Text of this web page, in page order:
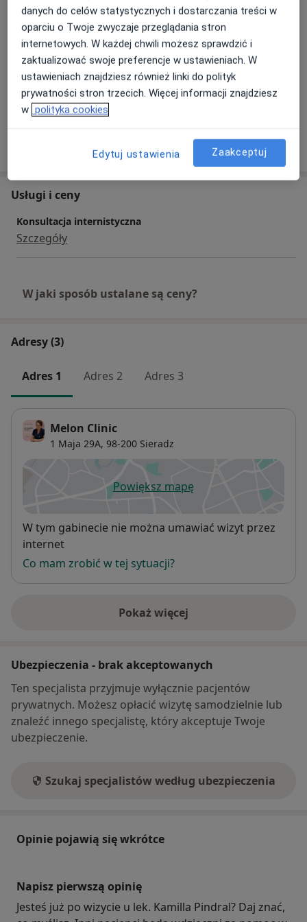
Choroby wewnętrzne
Główne obszary pomocy
Choroby wewnętrzne +5a11y_sr_more_diseases
Pacjenci których przyjmuję
Dorośli
o doświadczeniu
Usługi i ceny
Konsultacja internistyczna
Szczegóły
W jaki sposób ustalane są ceny?
Adresy (3)
Adres 1 Adres 2 Adres 3
Melon Clinic
1 Maja 29A, 98-200 Sieradz
Powiększ mapęotwiera się w nowej karcie
Dostępność
W tym gabinecie nie można umawiać wizyt przez
internet
Co mam zrobić w tej sytuacji?
Pokaż więcej
o adresie
Ubezpieczenia - brak akceptowanych
Ten specjalista przyjmuje wyłącznie pacjentów
prywatnych. Możesz opłacić wizytę samodzielnie lub
znaleźć innego specjalistę, który akceptuje Twoje
ubezpieczenie.
Szukaj specjalistów według ubezpieczenia
Opinie pojawią się wkrótce
Napisz pierwszą opinię
Jesteś już po wizycie u lek. Kamilla Pindral? Daj znać,
danych do celów statystycznych i dostarczania treści w
oparciu o Twoje zwyczaje przeglądania stron
internetowych. W każdej chwili możesz sprawdzić i
zaktualizować swoje preferencje w ustawieniach. W
ustawieniach znajdziesz również linki do polityk
prywatności stron trzecich. Więcej informacji znajdziesz
w polityka cookies
Edytuj ustawienia Zaakceptuj